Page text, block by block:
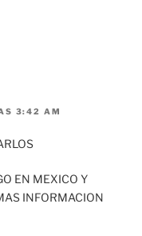
3:42 AM
EN MEXICO Y
INFORMACION